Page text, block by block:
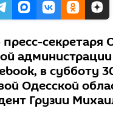
секретаря
в субботу
Одесской
Грузии